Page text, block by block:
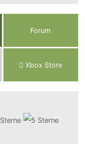
Forum
Xbox Store